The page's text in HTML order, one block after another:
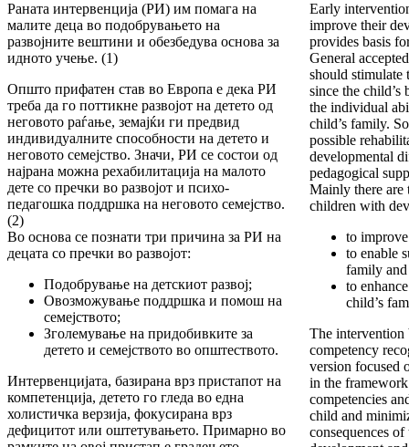
Раната интервенција (РИ) им помага на
малите деца во подобрувањето на
развојните вештини и обезбедува основа за
идното учење. (1)
Општо прифатен став во Европа е дека РИ
треба да го поттикне развојот на детето од
неговото раѓање, земајќи ги предвид
индивидуалните способности на детето и
неговото семејство. Значи, РИ се состои од
најрана можна рехабилитација на малото
дете со пречки во развојот и психо-
педагошка поддршка на неговото семејство.
(2)
Во основа се познати три причина за РИ на
децата со пречки во развојот:
Подобрување на детскиот развој;
Овозможување поддршка и помош на
семејството;
Зголемување на придобивките за
детето и семејството во општеството.
Интервенцијата, базирана врз пристапот на
компетенција, детето го гледа во една
холистичка верзија, фокусирана врз
дефицитот или оштетувањето. Примарно во
Early
improve their
provides basis
General
should stimulate
since the
the individual
child’s family.
possible
developmental
pedagogical
Mainly there are
children with
to
to enable
family and
to
child’s
The intervention
competency
version focused
in the
competencies
child and
consequences